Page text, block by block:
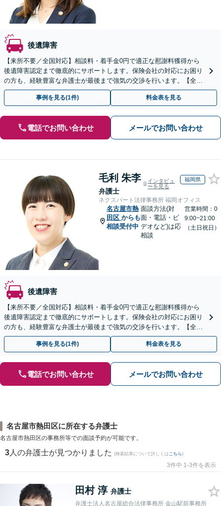
後遺障害
【来所不要／全国対応】相談料・着手金0円で適正な慰謝料獲得から
後遺障害認定まで徹底的にサポートします。保険会社の対応にお困り
の方も、経験豊富な弁護士が最後まで強気の交渉を行います。【全国
13拠点】お気軽にご相談ください。
事例を見る(1件) 料金表を見る
電話でお問い合わせ メールでお問い合わせ
毛利 朱李
弁護士
インタビュ
ーを見る
福岡県
ネクスパート法律事務所 福岡オフィス
名古屋市熱
田区 からも
相談受付中
面談方法(対
面・電話・ビ
デオなど)は応
相談
営業時間：0
9:00~21:00
（土日祝日）
後遺障害
【来所不要／全国対応】相談料・着手金0円で適正な慰謝料獲得から
後遺障害認定まで徹底的にサポートします。保険会社の対応にお困り
の方も、経験豊富な弁護士が最後まで強気の交渉を行います。【全国
13拠点】お気軽にご相談ください。
事例を見る(1件) 料金表を見る
電話でお問い合わせ メールでお問い合わせ
名古屋市熱田区に所在する弁護士
名古屋市熱田区の事務所等での面談予約が可能です。
3 人の弁護士が見つかりました (検索結果について詳しくは こちら)
3件中 1-3件を表示
田村 淳 弁護士
弁護士法人名古屋総合法律事務所 金山駅前事務所